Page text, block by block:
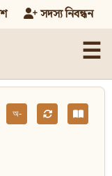
সদস্য নিবন্ধন
☰
অ-